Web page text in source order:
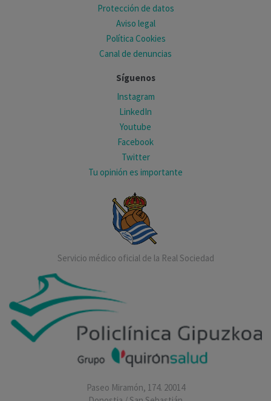
Protección de datos
Aviso legal
Política Cookies
Canal de denuncias
Síguenos
Instagram
LinkedIn
Youtube
Facebook
Twitter
Tu opinión es importante
Servicio médico oficial de la Real Sociedad
Paseo Miramón, 174. 20014